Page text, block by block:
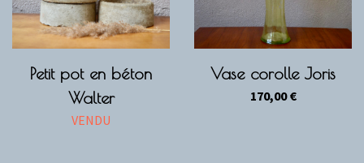
Petit pot en béton
Walter
VENDU
Vase corolle Joris
170,00€